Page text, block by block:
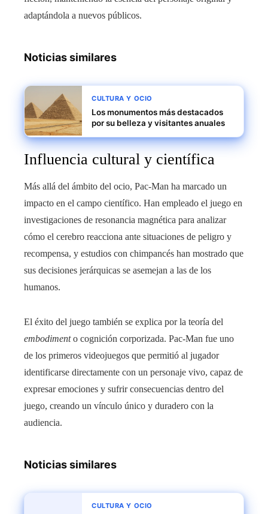
adaptándola a nuevos públicos.
Noticias similares
CULTURA Y OCIO
Los monumentos más destacados
por su belleza y visitantes anuales
Influencia cultural y científica
Más allá del ámbito del ocio, Pac-Man ha marcado un
impacto en el campo científico. Han empleado el juego en
investigaciones de resonancia magnética para analizar
cómo el cerebro reacciona ante situaciones de peligro y
recompensa, y estudios con chimpancés han mostrado que
sus decisiones jerárquicas se asemejan a las de los
humanos.
El éxito del juego también se explica por la teoría del
embodimento cognición corporizada. Pac-Man fue uno
de los primeros videojuegos que permitió al jugador
identificarse directamente con un personaje vivo, capaz de
expresar emociones y sufrir consecuencias dentro del
juego, creando un vínculo único y duradero con la
audiencia.
Noticias similares
CULTURA Y OCIO